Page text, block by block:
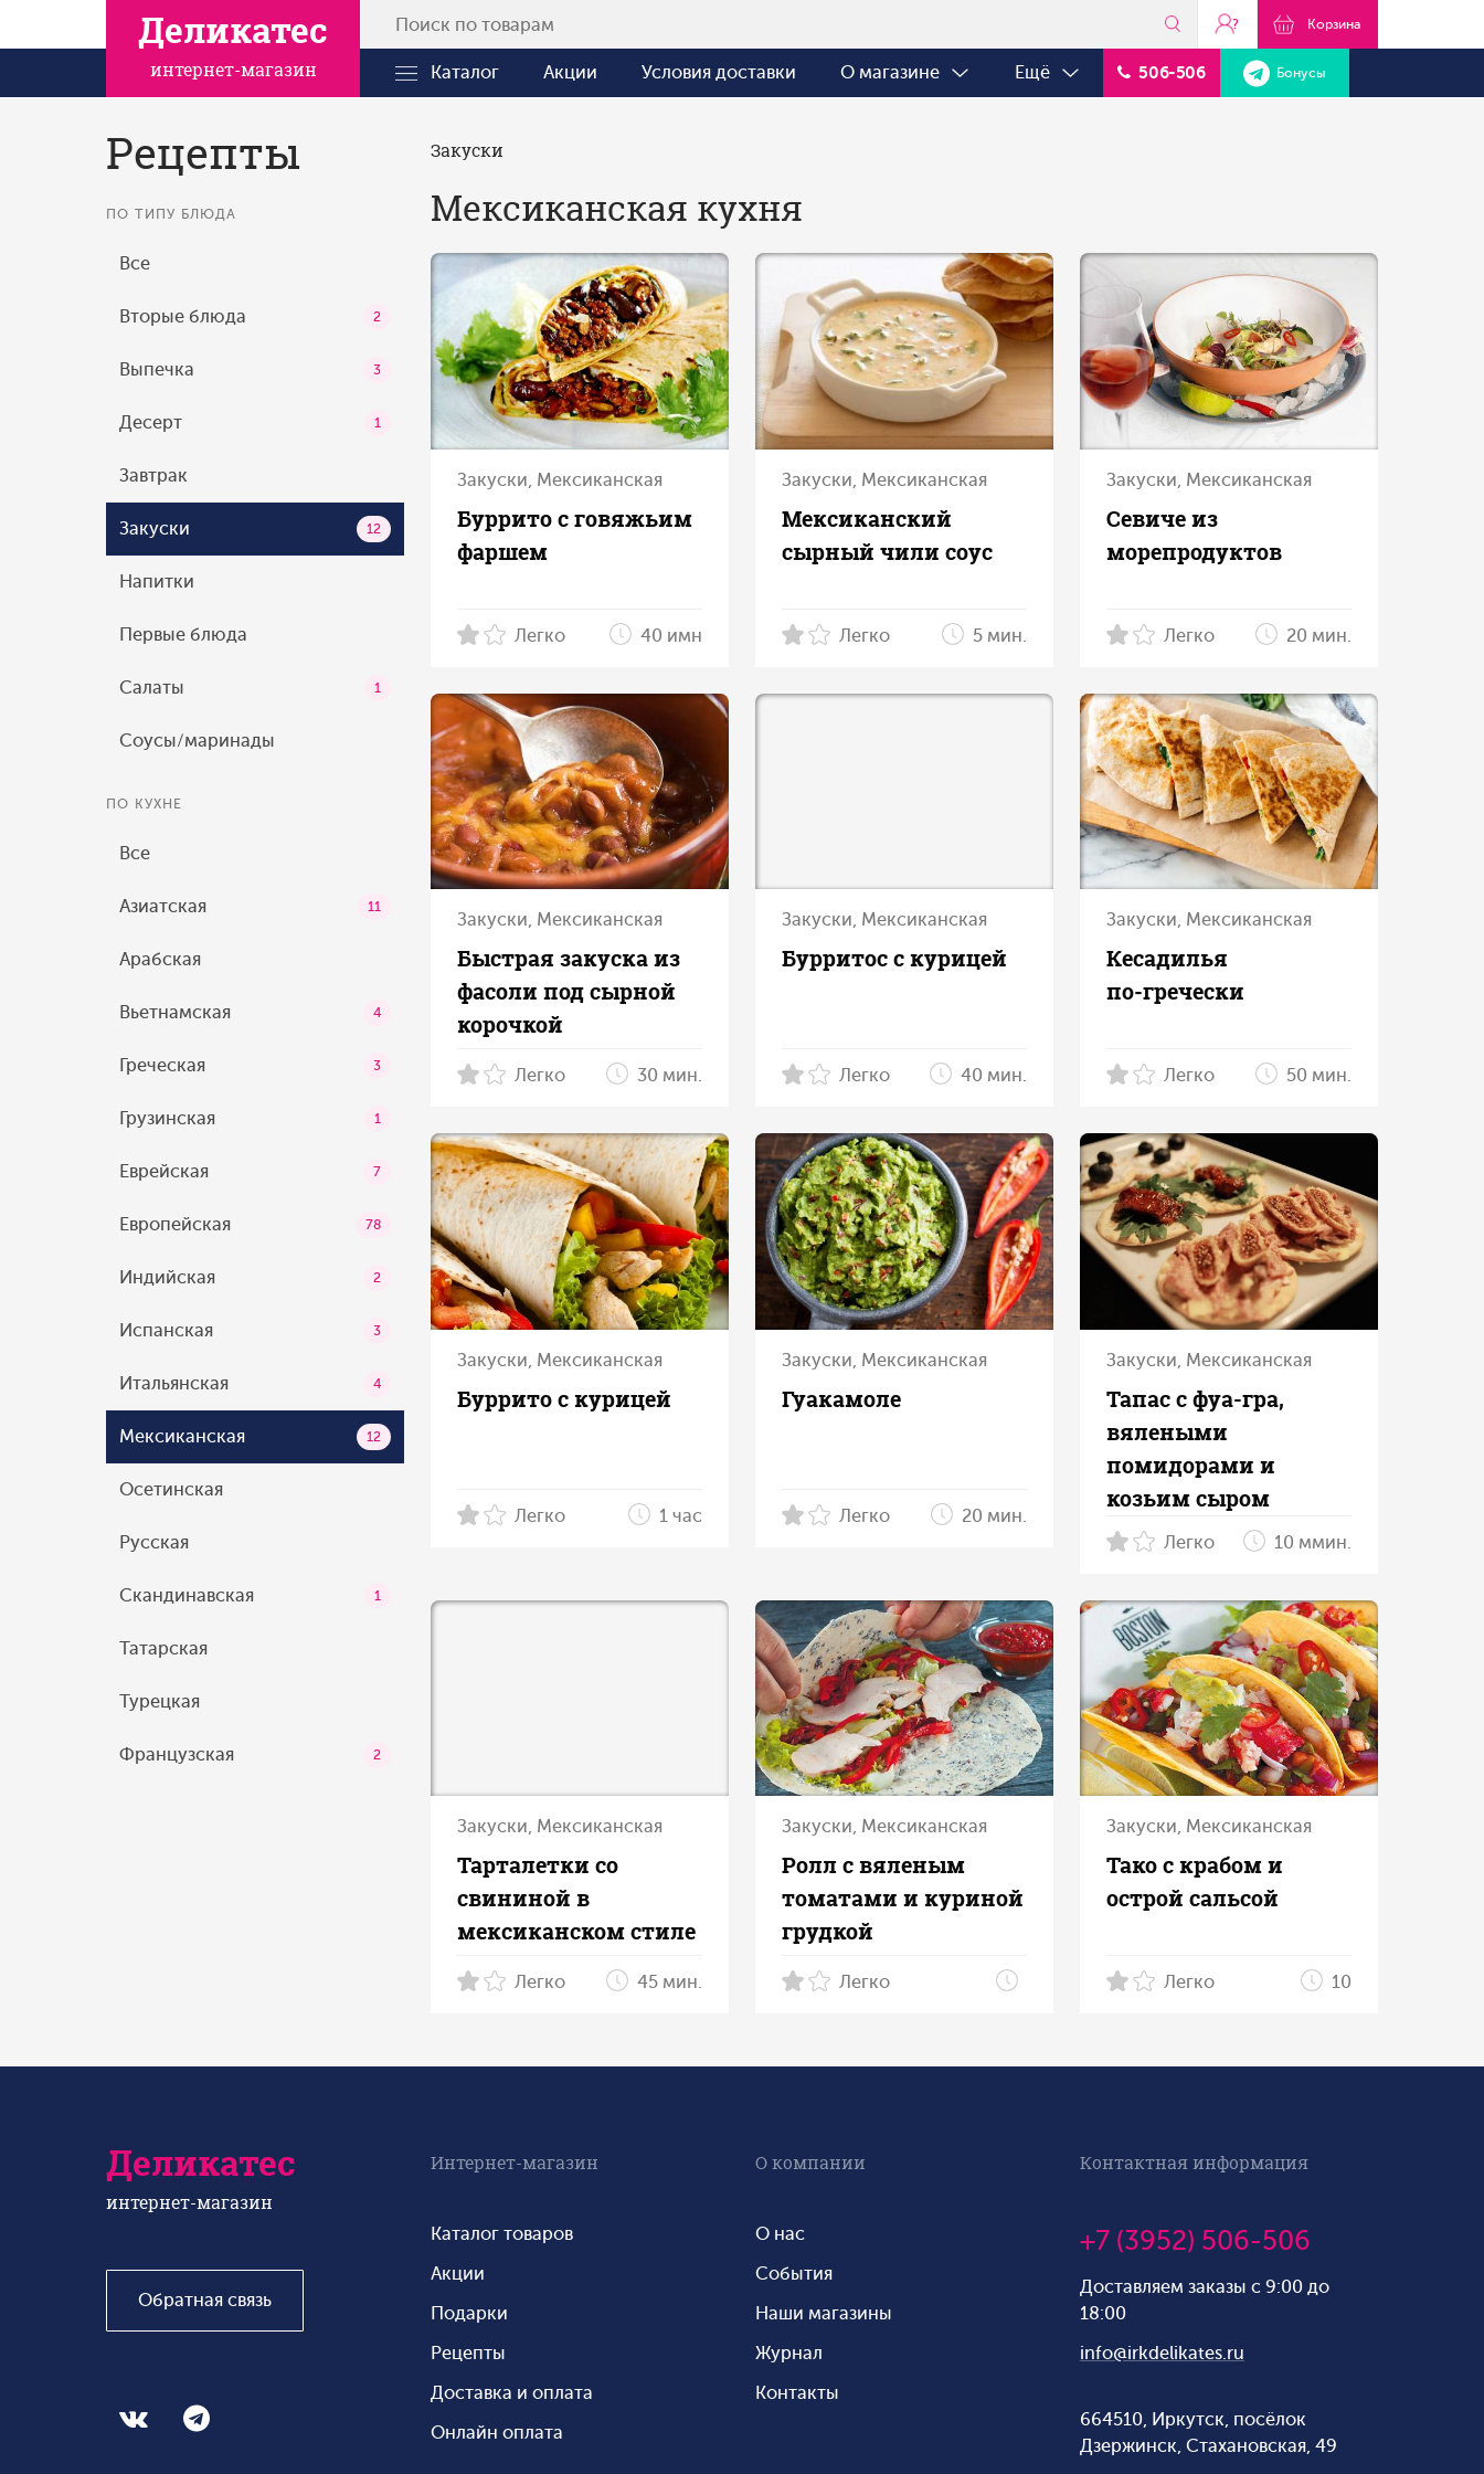
Деликатес
интернет-магазин
? Корзина
Каталог Акции Условия доставки О магазине Ещё 506-506 Бонусы
Рецепты
ПО ТИПУ БЛЮДА
Все
Вторые блюда 2
Выпечка 3
Десерт 1
Завтрак
Закуски 12
Напитки
Первые блюда
Салаты 1
Соусы/маринады
ПО КУХНЕ
Все
Азиатская 11
Арабская
Вьетнамская 4
Греческая 3
Грузинская 1
Еврейская 7
Европейская 78
Индийская 2
Испанская 3
Итальянская 4
Мексиканская 12
Осетинская
Русская
Скандинавская 1
Татарская
Турецкая
Французская 2
Закуски
Мексиканская кухня
Закуски, Мексиканская
Буррито с говяжьим
фаршем
Легко 40 имн
Закуски, Мексиканская
Мексиканский
сырный чили соус
Легко 5 мин.
Закуски, Мексиканская
Севиче из
морепродуктов
Легко 20 мин.
Закуски, Мексиканская
Быстрая закуска из
фасоли под сырной
корочкой
Легко 30 мин.
Закуски, Мексиканская
Бурритос с курицей
Легко 40 мин.
Закуски, Мексиканская
Кесадилья
по‑гречески
Легко 50 мин.
Закуски, Мексиканская
Буррито с курицей
Легко 1 час
Закуски, Мексиканская
Гуакамоле
Легко 20 мин.
Закуски, Мексиканская
Тапас с фуа-гра,
вялеными
помидорами и
козьим сыром
Легко 10 ммин.
Закуски, Мексиканская
Тарталетки со
свининой в
мексиканском стиле
Легко 45 мин.
Закуски, Мексиканская
Ролл с вяленым
томатами и куриной
грудкой
Легко
Закуски, Мексиканская
Тако с крабом и
острой сальсой
Легко 10
Деликатес
интернет-магазин
Обратная связь
Интернет-магазин
Каталог товаров
Акции
Подарки
Рецепты
Доставка и оплата
Онлайн оплата
О компании
О нас
События
Наши магазины
Журнал
Контакты
Контактная информация
+7 (3952) 506-506
Доставляем заказы с 9:00 до
18:00
info@irkdelikates.ru
664510, Иркутск, посёлок
Дзержинск, Стахановская, 49